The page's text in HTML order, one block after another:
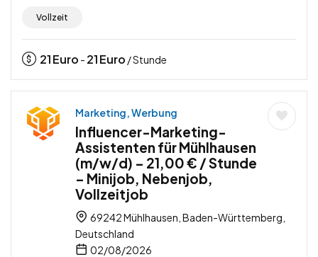
Vollzeit
21Euro - 21Euro / Stunde
Marketing, Werbung
Influencer-Marketing-
Assistenten für Mühlhausen
(m/w/d) – 21,00 € / Stunde
– Minijob, Nebenjob,
Vollzeitjob
69242 Mühlhausen, Baden-Württemberg,
Deutschland
02/08/2026